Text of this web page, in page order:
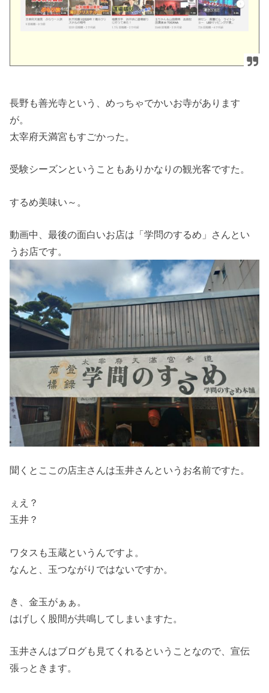
長野も善光寺という、めっちゃでかいお寺があります
が。
太宰府天満宮もすごかった。
受験シーズンということもありかなりの観光客ですた。
するめ美味い～。
動画中、最後の面白いお店は「学問のするめ」さんとい
うお店です。
聞くとここの店主さんは玉井さんというお名前ですた。
ぇえ？
玉井？
ワタスも玉蔵というんですよ。
なんと、玉つながりではないですか。
き、金玉がぁぁ。
はげしく股間が共鳴してしまいますた。
玉井さんはブログも見てくれるということなので、宣伝
張っときます。